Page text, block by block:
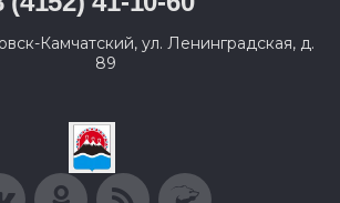
Камчатский, ул. Ленинградская, д.
89